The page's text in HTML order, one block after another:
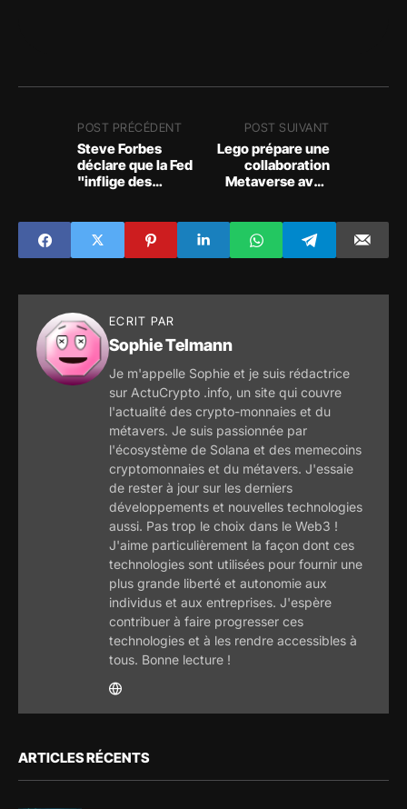
POST PRÉCÉDENT
Steve Forbes
déclare que la Fed
"inflige des
hausses de taux
d'intérêt
POST SUIVANT
Lego prépare une
collaboration
Metaverse avec
numériques
ECRIT PAR
Sophie Telmann
Je m'appelle Sophie et je suis rédactrice
sur ActuCrypto .info, un site qui couvre
l'actualité des crypto-monnaies et du
métavers. Je suis passionnée par
l'écosystème de Solana et des memecoins
cryptomonnaies et du métavers. J'essaie
de rester à jour sur les derniers
développements et nouvelles technologies
aussi. Pas trop le choix dans le Web3 !
J'aime particulièrement la façon dont ces
technologies sont utilisées pour fournir une
plus grande liberté et autonomie aux
individus et aux entreprises. J'espère
contribuer à faire progresser ces
technologies et à les rendre accessibles à
tous. Bonne lecture !
ARTICLES RÉCENTS